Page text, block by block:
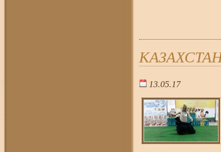
13.05.17